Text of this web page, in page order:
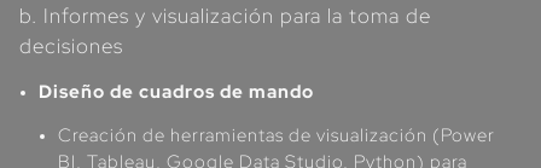
b. Informes y visualización para la toma de
decisiones
Diseño de cuadros de mando
Creación de herramientas de visualización (Power
BI, Tableau, Google Data Studio, Python) para